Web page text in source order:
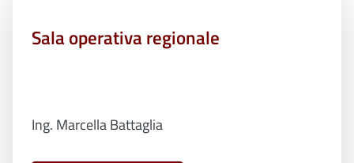
Sala operativa regionale
Ing. Marcella Battaglia